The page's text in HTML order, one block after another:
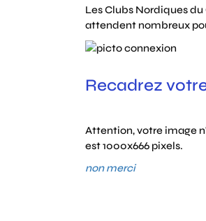
Les Clubs Nordiques du
attendent nombreux
Recadrez
Attention, votre image
est 1000x666 pixels.
non merci